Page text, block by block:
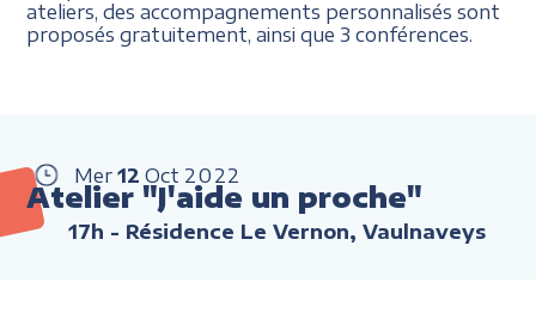
ateliers, des accompagnements personnalisés sont
proposés gratuitement, ainsi que 3 conférences.
Mer 12 Oct 2022
Atelier "J'aide un proche"
17h - Résidence Le Vernon, Vaulnaveys